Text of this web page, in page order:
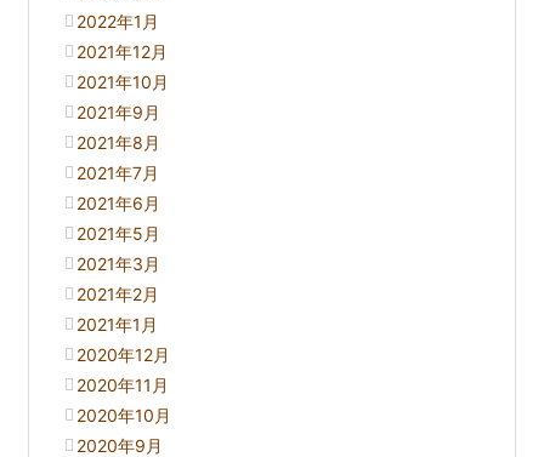
2022年1月
2021年12月
2021年10月
2021年9月
2021年8月
2021年7月
2021年6月
2021年5月
2021年3月
2021年2月
2021年1月
2020年12月
2020年11月
2020年10月
2020年9月